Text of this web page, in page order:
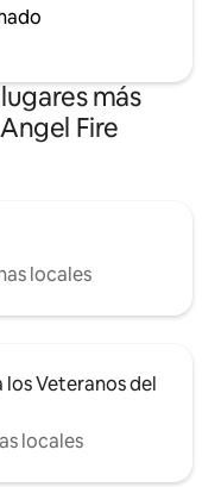
más
Fire
locales
los Veteranos del
locales